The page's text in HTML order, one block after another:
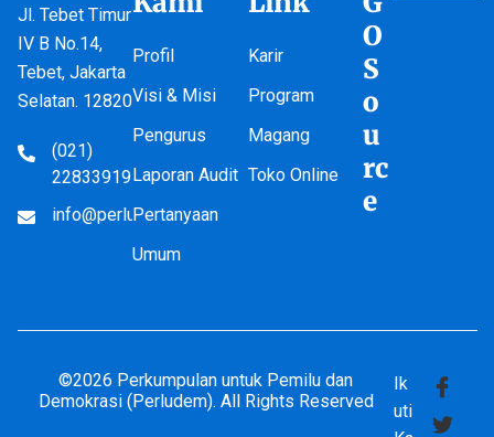
Jl. Tebet Timur
IV B No.14,
Tebet, Jakarta
Selatan. 12820
(021)
22833919
info@perludem.or.id
Profil
Visi & Misi
Pengurus
Laporan Audit
Pertanyaan
Umum
Karir
Program
Magang
Toko Online
O
S
o
u
rc
e
©2026 Perkumpulan untuk Pemilu dan
Demokrasi (Perludem). All Rights Reserved
Ik
uti